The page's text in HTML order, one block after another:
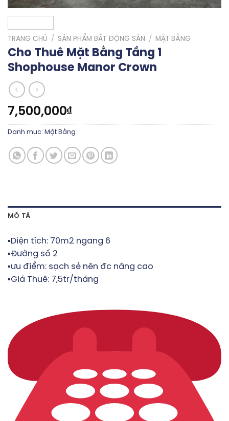
TRANG CHỦ / SẢN PHẨM BẤT ĐỘNG SẢN / MẶT BẰNG
Cho Thuê Mặt Bằng Tầng 1
Shophouse Manor Crown
7,500,000₫
Danh mục: Mặt Bằng
MÔ TẢ
▪️Diện tích: 70m2 ngang 6
▪️Đường số 2
▪️ưu điểm: sạch sẻ nên đc nâng cao
▪️Giá Thuê: 7,5tr/tháng